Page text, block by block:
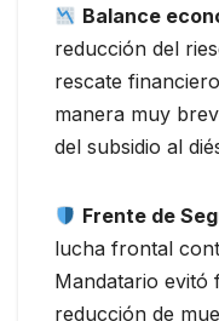
Balance
reducción del
rescate
manera muy
del subsidio al
Frente de
lucha frontal
Mandatario evitó
reducción de